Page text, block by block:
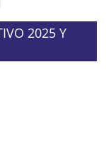
2025 Y